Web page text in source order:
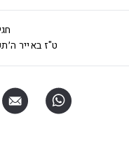
ט"ז באייר